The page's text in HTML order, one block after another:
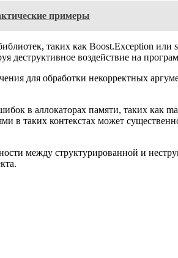
примеры
таких как Boost.Exception или
деструктивное воздействие на
для обработки некорректных
в аллокаторах памяти, таких как
в таких контекстах может
между структурированной и